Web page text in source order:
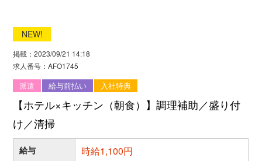
NEW!
掲載：2023/09/21 14:18
求人番号：AFO1745
派遣 給与前払い 入社特典
【ホテル×キッチン（朝食）】調理補助／盛り付
け／清掃
給与 時給1,100円